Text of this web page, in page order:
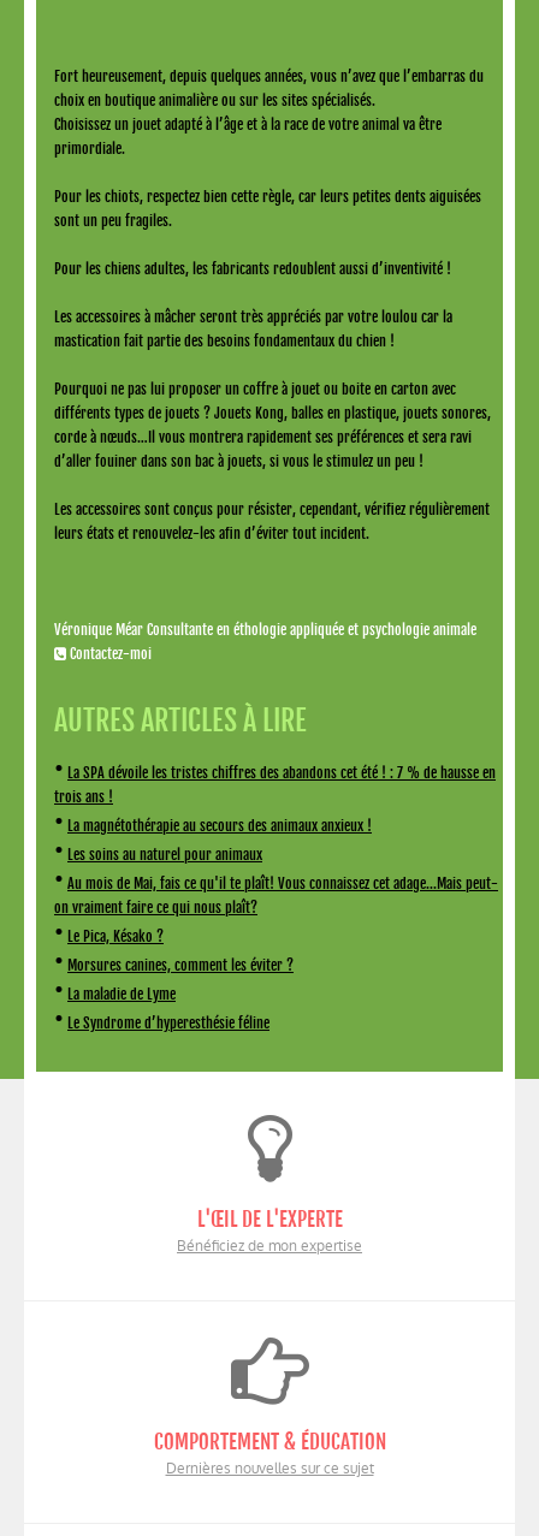
Fort heureusement, depuis quelques années, vous n’avez que l’embarras du
choix en boutique animalière ou sur les sites spécialisés.
Choisissez un jouet adapté à l’âge et à la race de votre animal va être
primordiale.
Pour les chiots, respectez bien cette règle, car leurs petites dents aiguisées
sont un peu fragiles.
Pour les chiens adultes, les fabricants redoublent aussi d’inventivité !
Les accessoires à mâcher seront très appréciés par votre loulou car la
mastication fait partie des besoins fondamentaux du chien !
Pourquoi ne pas lui proposer un coffre à jouet ou boite en carton avec
différents types de jouets ? Jouets Kong, balles en plastique, jouets sonores,
corde à nœuds…Il vous montrera rapidement ses préférences et sera ravi
d’aller fouiner dans son bac à jouets, si vous le stimulez un peu !
Les accessoires sont conçus pour résister, cependant, vérifiez régulièrement
leurs états et renouvelez-les afin d’éviter tout incident.
Véronique Méar Consultante en éthologie appliquée et psychologie animale
Contactez-moi
AUTRES ARTICLES À LIRE
• La SPA dévoile les tristes chiffres des abandons cet été ! : 7 % de hausse en
trois ans !
• La magnétothérapie au secours des animaux anxieux !
• Les soins au naturel pour animaux
• Au mois de Mai, fais ce qu'il te plaît! Vous connaissez cet adage...Mais peut-
on vraiment faire ce qui nous plaît?
• Le Pica, Késako ?
• Morsures canines, comment les éviter ?
• La maladie de Lyme
• Le Syndrome d’hyperesthésie féline
L'ŒIL DE L'EXPERTE
Bénéficiez de mon expertise
COMPORTEMENT & ÉDUCATION
Dernières nouvelles sur ce sujet